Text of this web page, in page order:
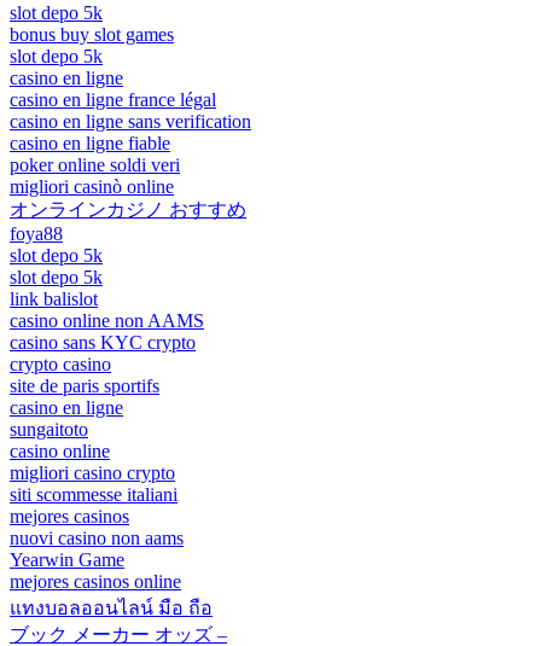
slot depo 5k
bonus buy slot games
slot depo 5k
casino en ligne
casino en ligne france légal
casino en ligne sans verification
casino en ligne fiable
poker online soldi veri
migliori casinò online
オンラインカジノ おすすめ
foya88
slot depo 5k
slot depo 5k
link balislot
casino online non AAMS
casino sans KYC crypto
crypto casino
site de paris sportifs
casino en ligne
sungaitoto
casino online
migliori casino crypto
siti scommesse italiani
mejores casinos
nuovi casino non aams
Yearwin Game
mejores casinos online
แทงบอลออนไลน์ มือ ถือ
ブック メーカー オッズ –